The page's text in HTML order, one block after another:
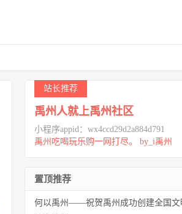
站长推荐
禹州人就上禹州社区
小程序appid：wx4ccd29d2a884d791
禹州吃喝玩乐购一网打尽。 by_i禹州
置顶推荐
何以禹州——祝贺禹州成功创建全国文